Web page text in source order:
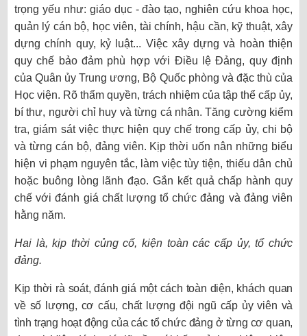
trọng yếu như: giáo dục - đào tạo, nghiên cứu khoa học,
quản lý cán bộ, học viên, tài chính, hậu cần, kỹ thuật, xây
dựng chính quy, kỷ luật... Việc xây dựng và hoàn thiện
quy chế bảo đảm phù hợp với Điều lệ Đảng, quy định
của Quân ủy Trung ương, Bộ Quốc phòng và đặc thù của
Học viện. Rõ thẩm quyền, trách nhiệm của tập thể cấp ủy,
bí thư, người chỉ huy và từng cá nhân. Tăng cường kiểm
tra, giám sát việc thực hiện quy chế trong cấp ủy, chi bộ
và từng cán bộ, đảng viên. Kịp thời uốn nân những biểu
hiện vi phạm nguyên tắc, làm việc tùy tiện, thiếu dân chủ
hoặc buông lòng lãnh đạo. Gắn kết quả chấp hành quy
chế với đánh giá chất lượng tổ chức đảng và đảng viên
hằng năm.
Hai là, kịp thời củng cố, kiện toàn các cấp ủy, tổ chức
đảng.
Kịp thời rà soát, đánh giá một cách toàn diện, khách quan
về số lượng, cơ cấu, chất lượng đội ngũ cấp ủy viên và
tình trạng hoạt động của các tổ chức đảng ở từng cơ quan,